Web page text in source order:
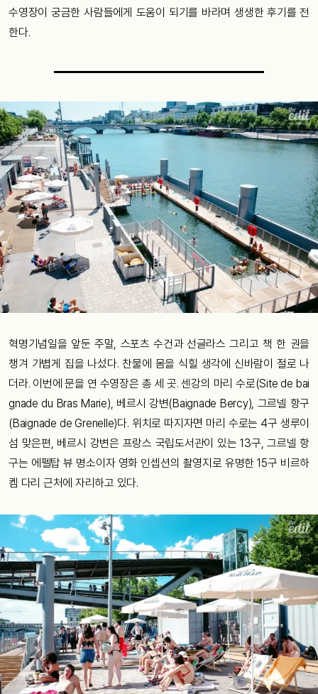
수영장이 궁금한 사람들에게 도움이 되기를 바라며 생생한 후기를 전
한다.
혁명기념일을 앞둔 주말, 스포츠 수건과 선글라스 그리고 책 한 권을
챙겨 가볍게 집을 나섰다. 찬물에 몸을 식힐 생각에 신바람이 절로 나
더라. 이번에 문을 연 수영장은 총 세 곳. 센강의 마리 수로(Site de bai
gnade du Bras Marie), 베르시 강변(Baignade Bercy), 그르넬 항구
(Baignade de Grenelle)다. 위치로 따지자면 마리 수로는 4구 생루이
섬 맞은편, 베르시 강변은 프랑스 국립도서관이 있는 13구, 그르넬 항
구는 에펠탑 뷰 명소이자 영화 인셉션의 촬영지로 유명한 15구 비르하
켐 다리 근처에 자리하고 있다.